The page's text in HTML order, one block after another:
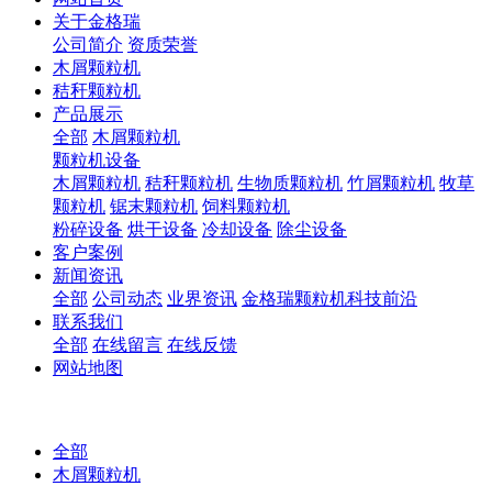
关于金格瑞
公司简介 资质荣誉
木屑颗粒机
秸秆颗粒机
产品展示
全部 木屑颗粒机
颗粒机设备
木屑颗粒机 秸秆颗粒机 生物质颗粒机 竹屑颗粒机 牧草
颗粒机 锯末颗粒机 饲料颗粒机
粉碎设备 烘干设备 冷却设备 除尘设备
客户案例
新闻资讯
全部 公司动态 业界资讯 金格瑞颗粒机科技前沿
联系我们
全部 在线留言 在线反馈
网站地图
全部
木屑颗粒机